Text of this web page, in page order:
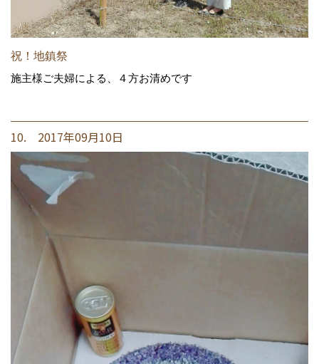
祝！地鎮祭
施主様ご夫婦による、４方お清めです
10. 2017年09月10日